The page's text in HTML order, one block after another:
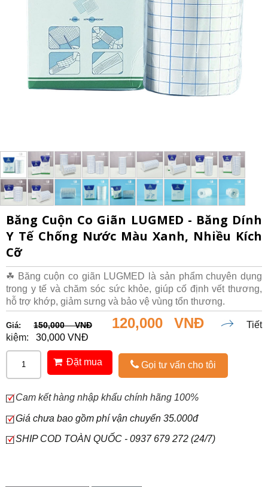
Băng Cuộn Co Giãn LUGMED - Băng Dính
Y Tế Chống Nước Màu Xanh, Nhiều Kích
Cỡ
☘ Băng cuộn co giãn LUGMED là sản phẩm chuyên dụng
trong y tế và chăm sóc sức khỏe, giúp cố định vết thương,
hỗ trợ khớp, giảm sưng và bảo vệ vùng tổn thương.
Giá: 150,000 VNĐ 120,000 VNĐ
Tiết
kiệm:
30,000 VNĐ
Đặt mua Gọi tư vấn cho tôi
Cam kết hàng nhập khẩu chính hãng 100%
Giá chưa bao gồm phí vận chuyển 35.000đ
SHIP COD TOÀN QUỐC - 0937 679 272 (24/7)